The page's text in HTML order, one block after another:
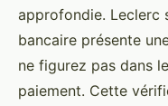
approfondie. Leclerc
bancaire présente
ne figurez pas dans
paiement. Cette